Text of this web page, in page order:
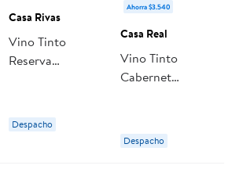
Casa Rivas
Vino Tinto
Reserva
Casa Rivas
Despacho
Ahorra $3.540
Casa Real
Vino Tinto
Cabernet
Casa Real
Despacho